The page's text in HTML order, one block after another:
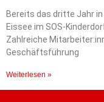
Bereits das dritte Jahr
Eissee im SOS-
Zahlreiche
Geschäftsführung
Weiterlesen »